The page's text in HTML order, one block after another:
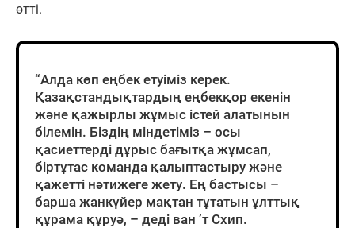
өтті.
“Алда көп еңбек етуіміз керек.
Қазақстандықтардың еңбекқор екенін
және қажырлы жұмыс істей алатынын
білемін. Біздің міндетіміз – осы
қасиеттерді дұрыс бағытқа жұмсап,
біртұтас команда қалыптастыру және
қажетті нәтижеге жету. Ең бастысы –
барша жанкүйер мақтан тұтатын ұлттық
құрама құруә, – деді ван ’т Схип.